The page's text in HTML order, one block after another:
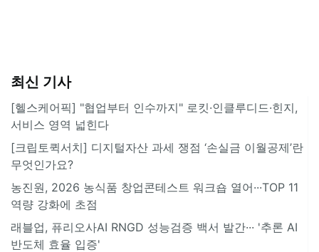
최신 기사
[헬스케어픽] "협업부터 인수까지" 로킷·인클루디드·힌지,
서비스 영역 넓힌다
[크립토퀵서치] 디지털자산 과세 쟁점 ‘손실금 이월공제’란
무엇인가요?
농진원, 2026 농식품 창업콘테스트 워크숍 열어···TOP 11
역량 강화에 초점
래블업, 퓨리오사AI RNGD 성능검증 백서 발간··· '추론 AI
반도체 효율 입증'